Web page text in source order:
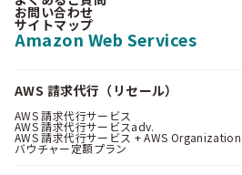
お問い合わせ
サイトマップ
Amazon Web Services
AWS 請求代行（リセール）
AWS 請求代行サービス
AWS 請求代行サービスadv.
AWS 請求代行サービス + AWS
バウチャー定額プラン